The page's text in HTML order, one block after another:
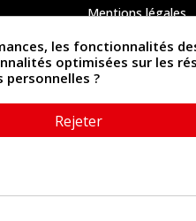
Mentions légales
Politique de
Politique des
Contactez-nous
les fonctionnalités
optimisées sur les
?
Rejeter